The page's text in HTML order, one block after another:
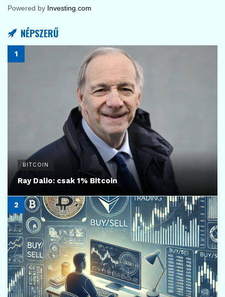
Powered by Investing.com
NÉPSZERŰ
BITCOIN
Ray Dalio: csak 1% Bitcoin